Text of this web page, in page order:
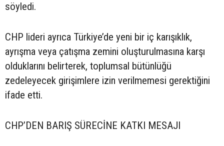
söyledi.
CHP lideri ayrıca Türkiye’de yeni bir iç karışıklık,
ayrışma veya çatışma zemini oluşturulmasına karşı
olduklarını belirterek, toplumsal bütünlüğü
zedeleyecek girişimlere izin verilmemesi gerektiğini
ifade etti.
CHP’DEN BARIŞ SÜRECİNE KATKI MESAJI